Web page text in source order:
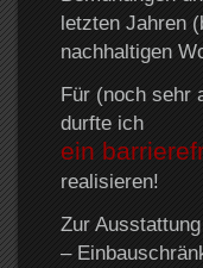
letzten Jahren
nachhaltigen
Für (noch sehr
durfte ich
ein
realisieren!
Zur
–